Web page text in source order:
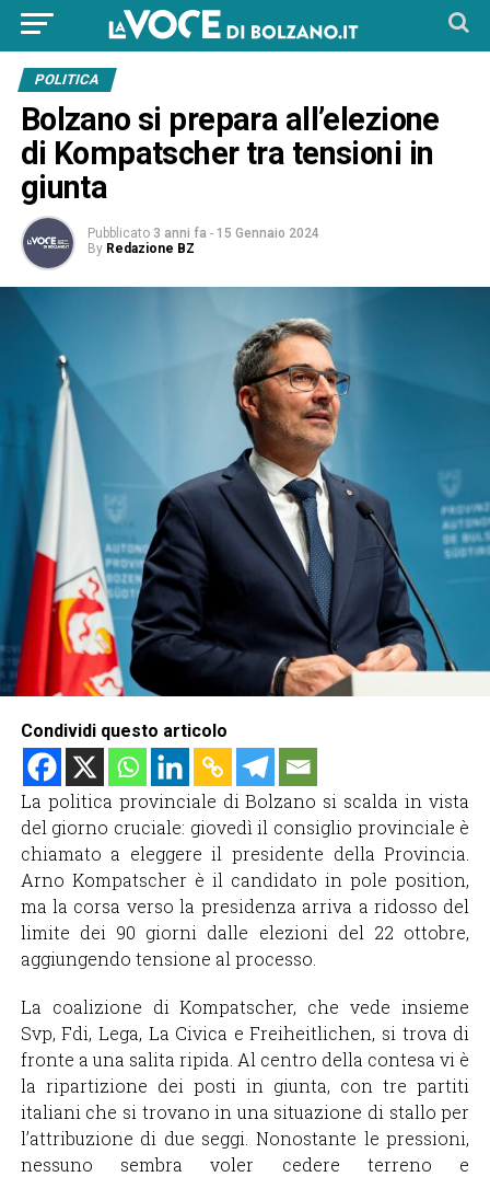
POLITICA
Bolzano si prepara all’elezione
di Kompatscher tra tensioni in
giunta
Pubblicato 3 anni fa - 15 Gennaio 2024
By Redazione BZ
Condividi questo articolo
La politica provinciale di Bolzano si scalda in vista
del giorno cruciale: giovedì il consiglio provinciale è
chiamato a eleggere il presidente della Provincia.
Arno Kompatscher è il candidato in pole position,
ma la corsa verso la presidenza arriva a ridosso del
limite dei 90 giorni dalle elezioni del 22 ottobre,
aggiungendo tensione al processo.
La coalizione di Kompatscher, che vede insieme
Svp, Fdi, Lega, La Civica e Freiheitlichen, si trova di
fronte a una salita ripida. Al centro della contesa vi è
la ripartizione dei posti in giunta, con tre partiti
italiani che si trovano in una situazione di stallo per
l’attribuzione di due seggi. Nonostante le pressioni,
nessuno sembra voler cedere terreno e